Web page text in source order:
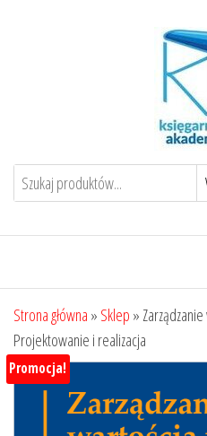
Strona główna » Sklep »
Projektowanie i realizacja
Promocja!